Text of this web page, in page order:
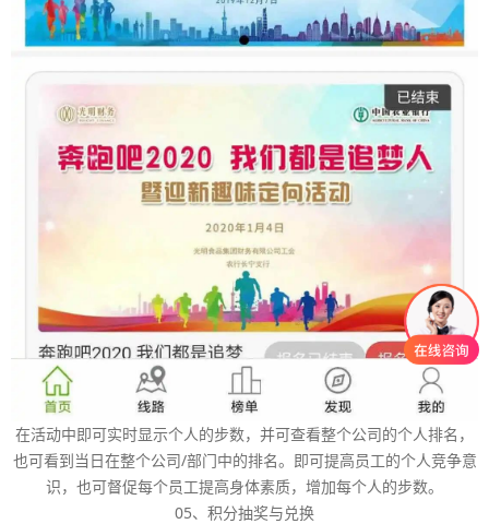
在活动中即可实时显示个人的步数，并可查看整个公司的个人排名，
也可看到当日在整个公司/部门中的排名。即可提高员工的个人竞争意
识，也可督促每个员工提高身体素质，增加每个人的步数。
05、积分抽奖与兑换